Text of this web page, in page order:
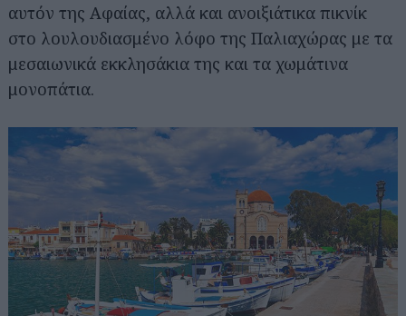
αυτόν της Αφαίας, αλλά και ανοιξιάτικα πικνίκ
στο λουλουδιασμένο λόφο της Παλιαχώρας με τα
μεσαιωνικά εκκλησάκια της και τα χωμάτινα
μονοπάτια.